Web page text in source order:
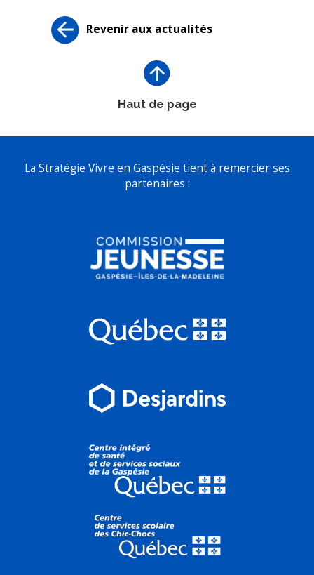
Revenir aux actualités
Haut de page
La Stratégie Vivre en Gaspésie tient à remercier ses
partenaires :